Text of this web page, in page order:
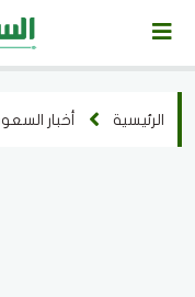
الرئيسية أخبار